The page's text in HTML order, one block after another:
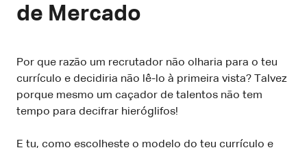
de Mercado
Por que razão um recrutador não olharia para o teu
currículo e decidiria não lê-lo à primeira vista? Talvez
porque mesmo um caçador de talentos não tem
tempo para decifrar hieróglifos!
E tu, como escolheste o modelo do teu currículo e